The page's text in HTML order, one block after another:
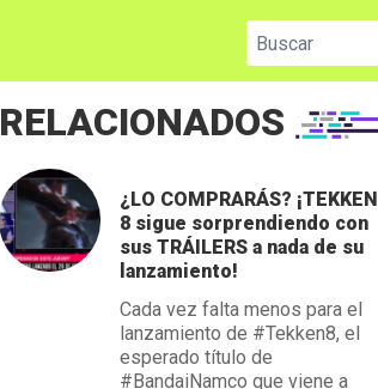
RELACIONADOS
¿LO COMPRARÁS? ¡TEKKEN
8 sigue sorprendiendo con
sus TRÁILERS a nada de su
lanzamiento!
Cada vez falta menos para el
lanzamiento de #Tekken8, el
esperado título de
#BandaiNamco que viene a